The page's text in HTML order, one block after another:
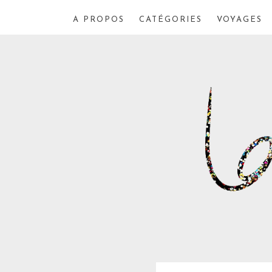
A PROPOS CATÉGORIES VOYAGES